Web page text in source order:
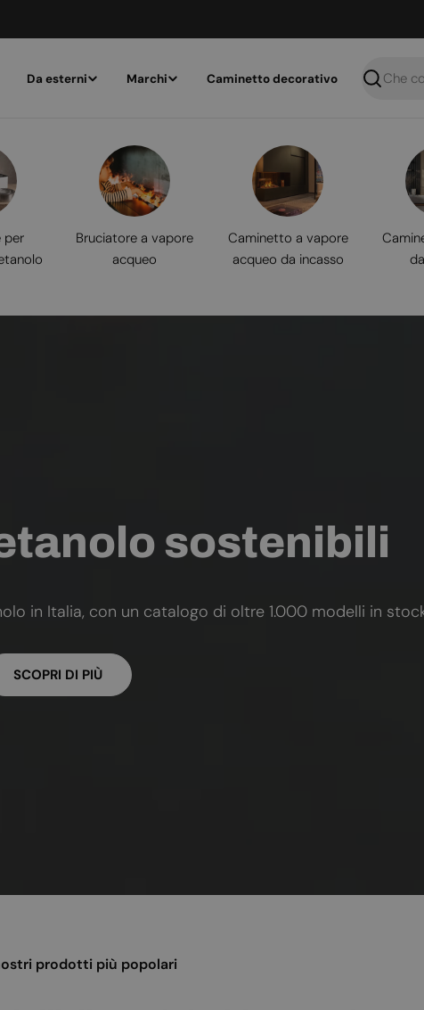
Da esterni Marchi Caminetto decorativo
Ricerca
per
Bruciatore a vapore
acqueo
Caminetto a vapore
acqueo da incasso
sostenibili
in Italia, con un catalogo di oltre 1.000 modelli in
SCOPRI DI PIÙ
prodotti più popolari